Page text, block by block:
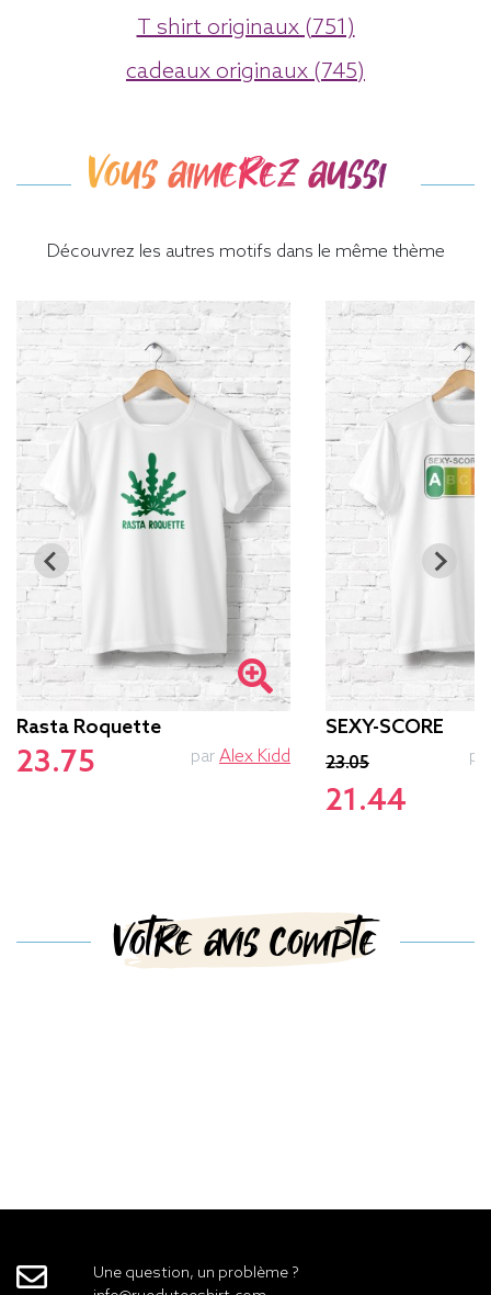
T shirt originaux (751)
cadeaux originaux (745)
Vous aimerez aussi
Découvrez les autres motifs dans le même thème
Rasta Roquette
23.75 par Alex Kidd
SEXY-SCORE
23.05
21.44
Votre avis compte
Une question, un problème ?